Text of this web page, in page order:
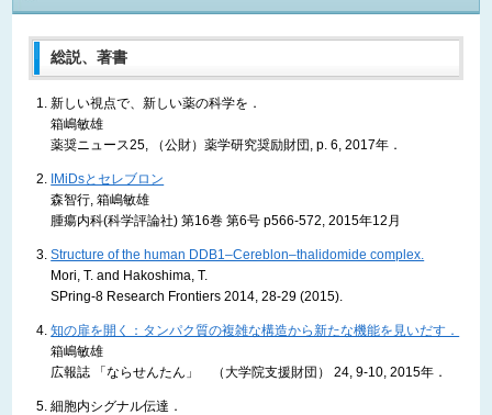
総説、著書
新しい視点で、新しい薬の科学を．
箱嶋敏雄
薬奨ニュース25, （公財）薬学研究奨励財団, p. 6, 2017年．
IMiDsとセレブロン
森智行, 箱嶋敏雄
腫瘍内科(科学評論社) 第16巻 第6号 p566-572, 2015年12月
Structure of the human DDB1–Cereblon–thalidomide complex.
Mori, T. and Hakoshima, T.
SPring-8 Research Frontiers 2014, 28-29 (2015).
知の扉を開く：タンパク質の複雑な構造から新たな機能を見いだす．
箱嶋敏雄
広報誌 「ならせんたん」 （大学院支援財団） 24, 9-10, 2015年．
細胞内シグナル伝達．